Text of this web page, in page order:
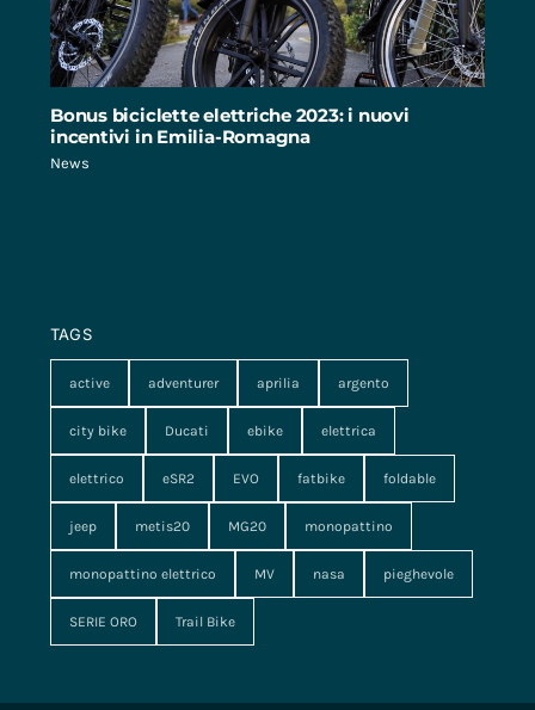
Bonus biciclette elettriche 2023: i nuovi
incentivi in Emilia-Romagna
News
TAGS
active adventurer aprilia argento
city bike Ducati ebike elettrica
elettrico eSR2 EVO fatbike foldable
jeep metis20 MG20 monopattino
monopattino elettrico MV nasa pieghevole
SERIE ORO Trail Bike